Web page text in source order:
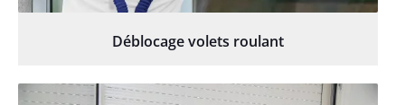
Déblocage volets roulant